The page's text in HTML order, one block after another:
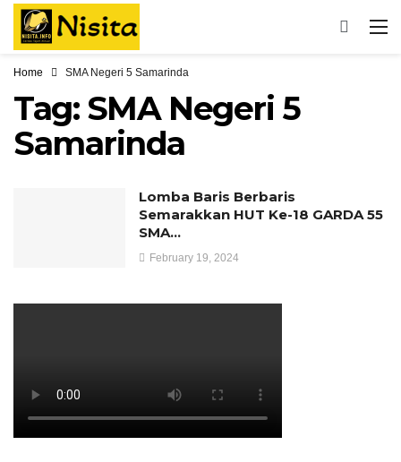
Home SMA Negeri 5 Samarinda
Tag: SMA Negeri 5
Samarinda
Lomba Baris Berbaris
Semarakkan HUT Ke-18 GARDA 55
SMA…
February 19, 2024